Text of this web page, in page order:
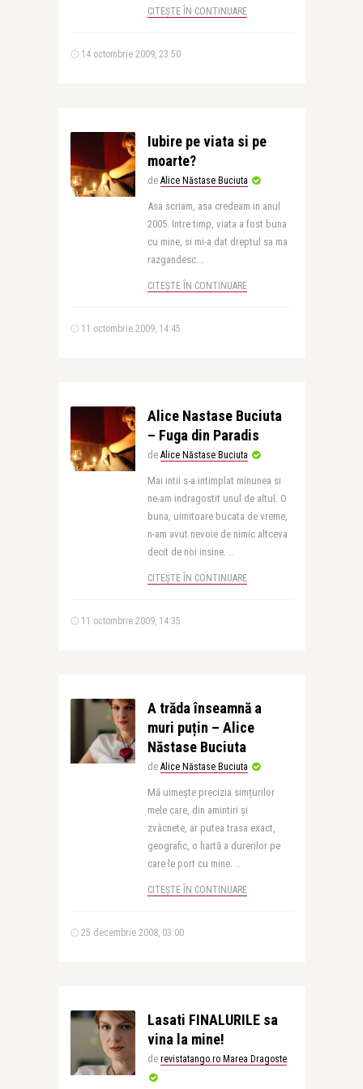
CITEȘTE ÎN CONTINUARE
14 octombrie 2009, 23:50
Iubire pe viata si pe
moarte?
de Alice Năstase Buciuta
Asa scriam, asa credeam in anul
2005. Intre timp, viata a fost buna
cu mine, si mi-a dat dreptul sa ma
razgandesc...
CITEȘTE ÎN CONTINUARE
11 octombrie 2009, 14:45
Alice Nastase Buciuta
– Fuga din Paradis
de Alice Năstase Buciuta
Mai intii s-a intimplat minunea si
ne-am indragostit unul de altul. O
buna, uimitoare bucata de vreme,
n-am avut nevoie de nimic altceva
decit de noi insine. ..
CITEȘTE ÎN CONTINUARE
11 octombrie 2009, 14:35
A trăda înseamnă a
muri puțin – Alice
Năstase Buciuta
de Alice Năstase Buciuta
Mă uimește precizia simțurilor
mele care, din amintiri și
zvâcnete, ar putea trasa exact,
geografic, o hartă a durerilor pe
care le port cu mine. ..
CITEȘTE ÎN CONTINUARE
25 decembrie 2008, 03:00
Lasati FINALURILE sa
vina la mine!
de revistatango.ro Marea Dragoste